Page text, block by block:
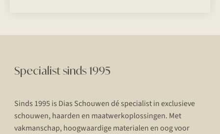
Specialist sinds 1995
Sinds 1995 is Dias Schouwen dé specialist in exclusieve
schouwen, haarden en maatwerkoplossingen. Met
vakmanschap, hoogwaardige materialen en oog voor